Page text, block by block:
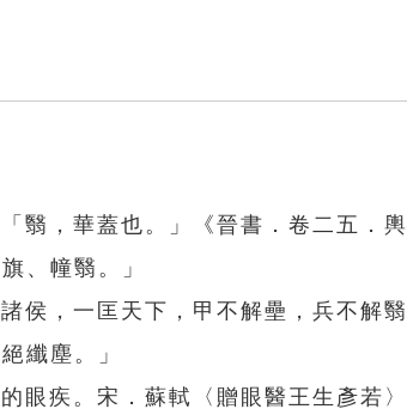
翳，華蓋也。」《晉書．卷二五．
、幢翳。」
侯，一匡天下，甲不解壘，兵不解
纖塵。」
眼疾。宋．蘇軾〈贈眼醫王生彥若